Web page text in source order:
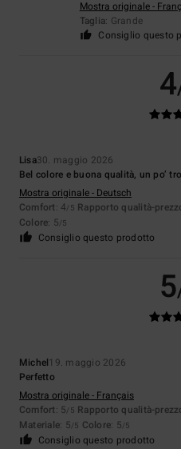
Mostra originale -
Taglia: Grande
Consiglio questo
4
Lisa30. maggio 2026
Bel colore e buona qualità, un po’
Mostra originale - Deutsch
Comfort: 4/5 Rapporto qualità-
Colore: 5/5
Consiglio questo prodotto
5
Michel19. maggio 2026
Perfetto
Mostra originale - Français
Comfort: 5/5 Rapporto qualità-
Materiale: 5/5 Colore: 5/5
Consiglio questo prodotto